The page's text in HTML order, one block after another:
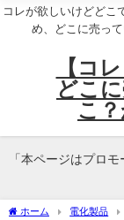
コレが欲しいけどどこ
め、どこに売っ
【コ
どこ
こ
「本ページはプロ
ホーム 電化製品